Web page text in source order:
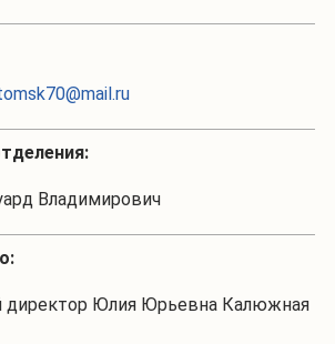
Владимирович
директор Юлия Юрьевна Калюжная